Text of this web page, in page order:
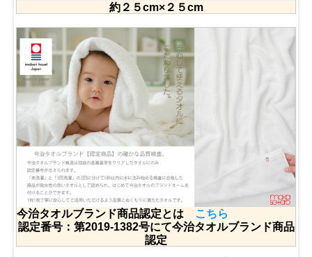
約２５cm×２５cm
今治タオルブランド商品認定とは
こちら
認定番号：第2019-1382号にて今治タオルブランド商品
認定